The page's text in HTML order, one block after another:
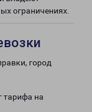
ограничениях.
город
тарифа на